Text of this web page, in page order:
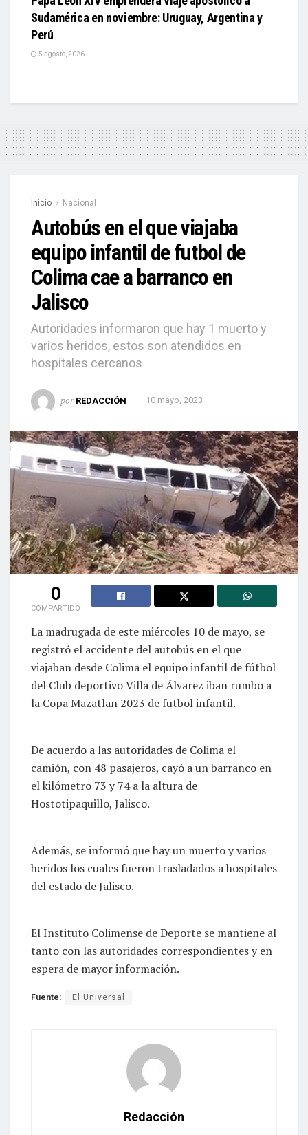
Sudamérica en noviembre: Uruguay, Argentina y
Perú
5 agosto, 2026
Inicio Nacional
Autobús en el que viajaba
equipo infantil de futbol de
Colima cae a barranco en
Jalisco
Autoridades informaron que hay 1 muerto y
varios heridos, estos son atendidos en
hospitales cercanos
por REDACCIÓN 10 mayo, 2023
0
COMPARTIDO
La madrugada de este miércoles 10 de mayo, se
registró el accidente del autobús en el que
viajaban desde Colima el equipo infantil de fútbol
del Club deportivo Villa de Álvarez iban rumbo a
la Copa Mazatlan 2023 de futbol infantil.
De acuerdo a las autoridades de Colima el
camión, con 48 pasajeros, cayó a un barranco en
el kilómetro 73 y 74 a la altura de
Hostotipaquillo, Jalisco.
Además, se informó que hay un muerto y varios
heridos los cuales fueron trasladados a hospitales
del estado de Jalisco.
El Instituto Colimense de Deporte se mantiene al
tanto con las autoridades correspondientes y en
espera de mayor información.
Fuente: El Universal
Redacción